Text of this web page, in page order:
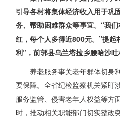
引导各村将集体经济收入用于巩
务、帮助困难群众等事宜。“我
红，每个人多得近800元。”提起
利”，前郭县乌兰塔拉乡腰哈沙吐
养老服务事关老年群体切身
要保障。全省纪检监察机关紧盯
服务监管、侵害老年人权益等方
时，推动相关职能部门切实整改